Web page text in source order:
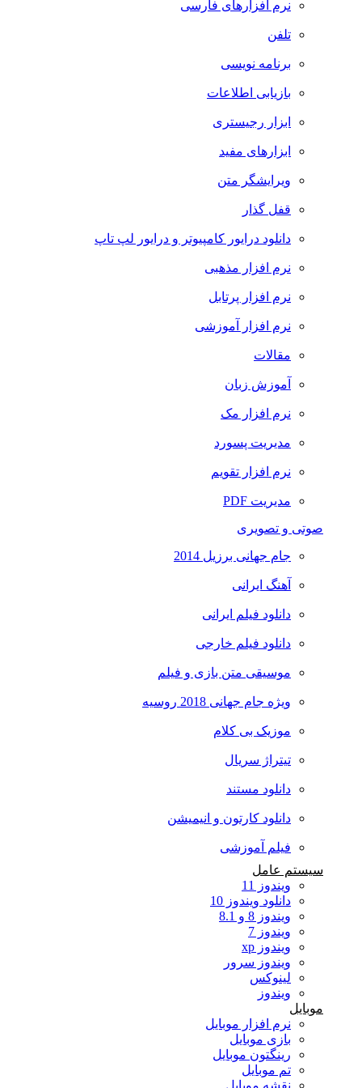
نرم افزارهای فارسی
تلفن
برنامه نویسی
بازیابی اطلاعات
ابزار رجیستری
ابزارهای مفید
ویرایشگر متن
قفل گذار
دانلود درایور کامپیوتر و درایور لپ تاپ
نرم افزار مذهبی
نرم افزار پرتابل
نرم افزار آموزشی
مقالات
آموزش زبان
نرم افزار مک
مدیریت پسورد
نرم افزار تقویم
مدیریت PDF
صوتی و تصویری
جام جهانی برزیل 2014
آهنگ ایرانی
دانلود فیلم ایرانی
دانلود فیلم خارجی
موسیقی متن بازی و فیلم
ویژه جام جهانی 2018 روسیه
موزیک بی کلام
تیتراژ سریال
دانلود مستند
دانلود کارتون و انیمیشن
فیلم آموزشی
سیستم عامل
ویندوز 11
دانلود ویندوز 10
ویندوز 8 و 8.1
ویندوز 7
ویندوز xp
ویندوز سرور
لینوکس
ویندوز
موبایل
نرم افزار موبایل
بازی موبایل
رینگتون موبایل
تم موبایل
نقشه موبایل